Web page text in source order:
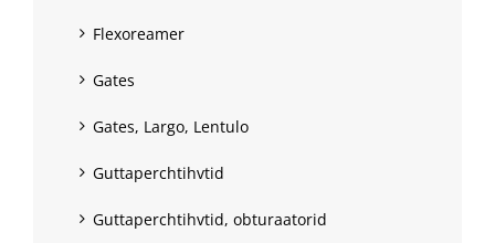
Flexoreamer
Gates
Gates, Largo, Lentulo
Guttaperchtihvtid
Guttaperchtihvtid, obturaatorid